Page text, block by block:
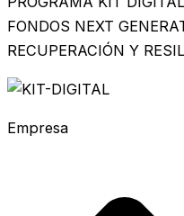
FONDOS NEXT
RECUPERACIÓN Y
Empresa